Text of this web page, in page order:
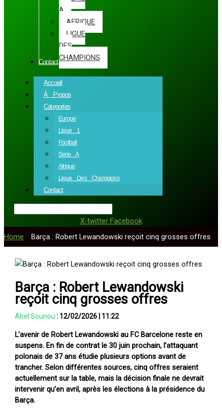
A
AFRIQUE
LIGUE
DES
CHAMPIONS
Contact
Accueil
À Propos
Categories
Europe
Ligue 1
Football
Serie A
Afrique
Ligue Des Champions
Contact
X-twitter Facebook
Home
Barça : Robert Lewandowski reçoit cinq grosses offres
Barça : Robert Lewandowski
reçoit cinq grosses offres
Abel Sounou : 12/02/2026| 11:22
L’avenir de Robert Lewandowski au FC Barcelone reste en
suspens. En fin de contrat le 30 juin prochain, l’attaquant
polonais de 37 ans étudie plusieurs options avant de
trancher. Selon différentes sources, cinq offres seraient
actuellement sur la table, mais la décision finale ne devrait
intervenir qu’en avril, après les élections à la présidence du
Barça.